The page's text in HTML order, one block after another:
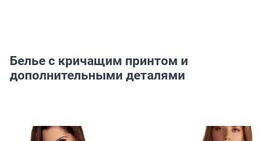
Белье с кричащим принтом и
дополнительными деталями